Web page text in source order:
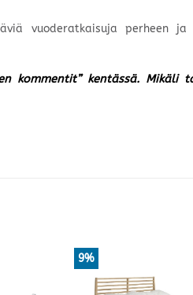
vuoderatkaisuja perheen
kommentit” kentässä. Mikäli
9%